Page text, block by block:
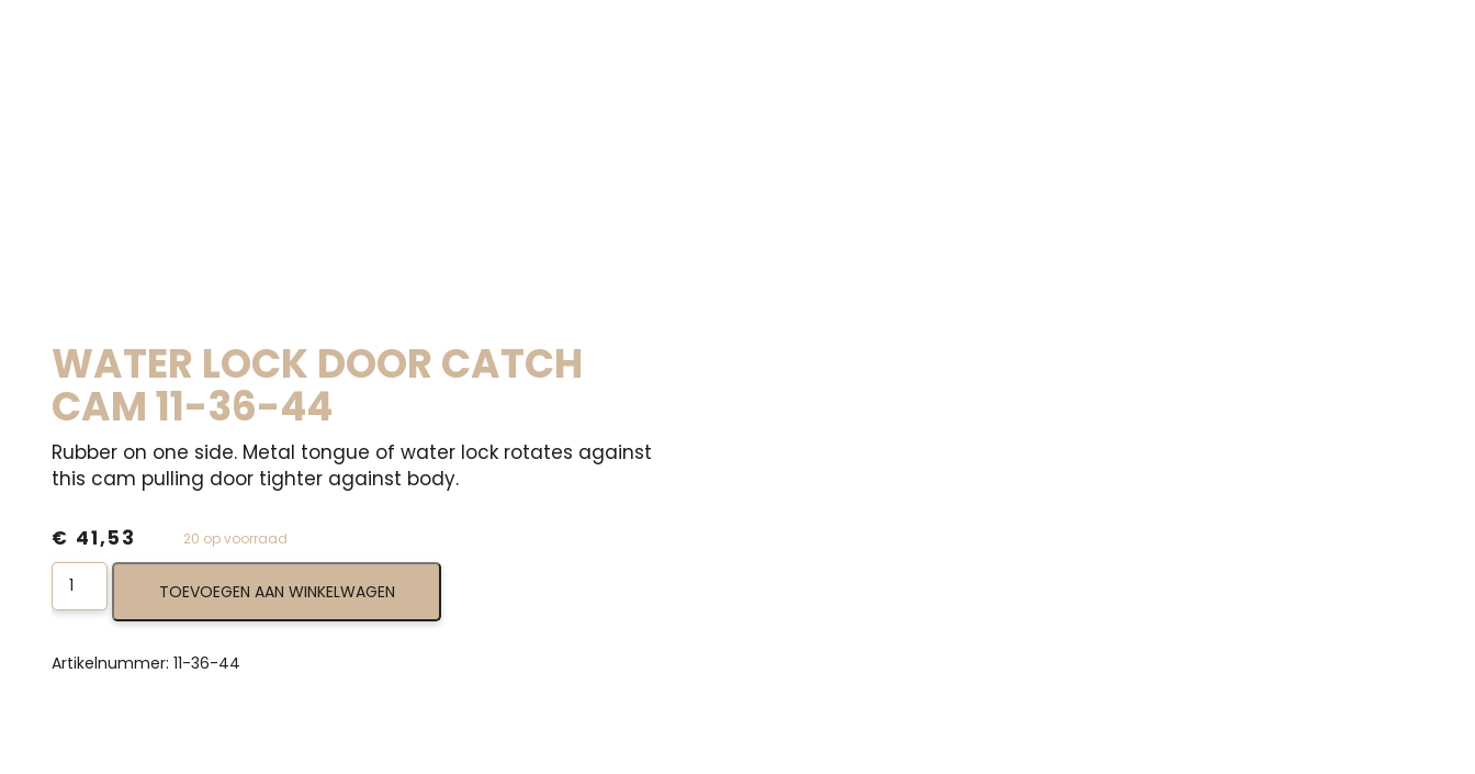
WATER LOCK DOOR CATCH
CAM 11-36-44
Rubber on one side. Metal tongue of water lock rotates against
this cam pulling door tighter against body.
20 op voorraad
€ 41,53
Water
Lock
Door
Cam
TOEVOEGEN AAN WINKELWAGEN
Artikelnummer: 11-36-44